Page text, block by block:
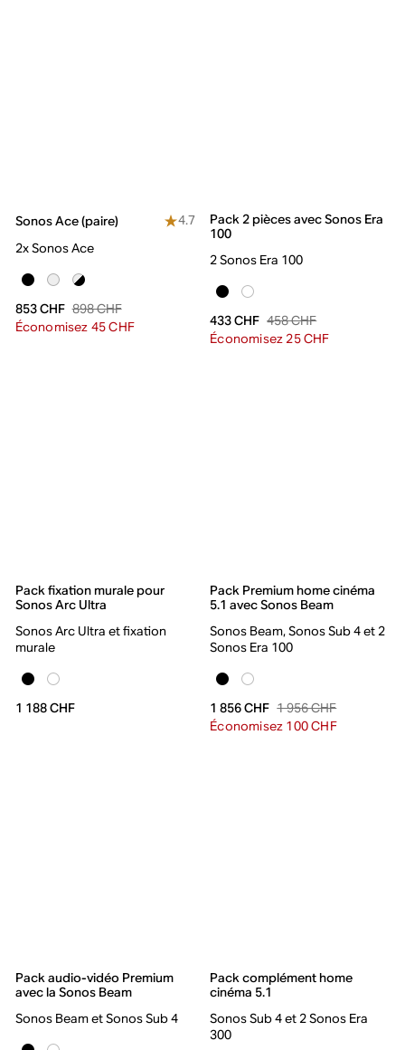
Sonos Ace (paire)
4.7
2x Sonos Ace
853 CHF 898 CHF
Économisez 45 CHF
Pack 2 pièces avec Sonos Era
100
2 Sonos Era 100
433 CHF 458 CHF
Économisez 25 CHF
Pack fixation murale pour
Sonos Arc Ultra
Sonos Arc Ultra et fixation
murale
1 188 CHF
Pack Premium home cinéma
5.1 avec Sonos Beam
Sonos Beam, Sonos Sub 4 et 2
Sonos Era 100
1 856 CHF 1 956 CHF
Économisez 100 CHF
Pack audio-vidéo Premium
avec la Sonos Beam
Sonos Beam et Sonos Sub 4
Pack complément home
cinéma 5.1
Sonos Sub 4 et 2 Sonos Era
300